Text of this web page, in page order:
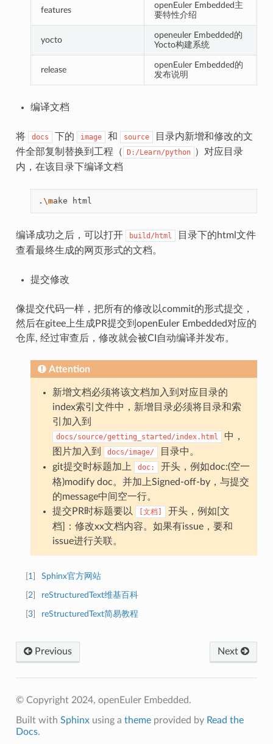
features
openEuler Embedded主
要特性介绍
yocto
openeuler Embedded的
Yocto构建系统
release
openEuler Embedded的
发布说明
编译文档
将 docs 下的 image 和 source
目录内新增和修改的文
件全部复制替换到工程（
D:/Learn/python ）对应目录
内，在该目录下编译文档
. \make
编译成功之后，可以打开 build/html
目录下的html文件
查看最终生成的网页形式的文档。
提交修改
像提交代码一样，把所有的修改以commit的形式提交，
然后在gitee上生成PR提交到openEuler Embedded对应的
仓库, 经过审查后，修改就会被CI自动编译并发布。
Attention
新增文档必须将该文档加入到对应目录的
index索引文件中，新增目录必须将目录和索
引加入到
docs/source/getting_started/index.html
中，
图片加入到
docs/image/
目录中。
git提交时标题加上
doc:
开头，例如doc:(空一
格)modify doc。并加上Signed-off-by，与提交
的message中间空一行。
提交PR时标题要以
[文档]
开头，例如[文
档]：修改xx文档内容。如果有issue，要和
issue进行关联。
1] Sphinx官方网站
2] reStructuredText维基百科
3] reStructuredText简易教程
Previous Next
© Copyright 2024, openEuler Embedded.
Built with Sphinxusing a themeprovided by Read the
Docs.